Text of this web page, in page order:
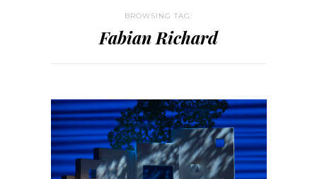
BROWSING TAG:
Fabian Richard